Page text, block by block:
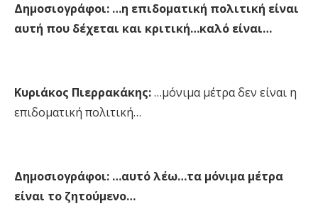
Δημοσιογράφοι: …η επιδοματική πολιτική είναι
αυτή που δέχεται και κριτική…καλό είναι…
Κυριάκος Πιερρακάκης:…μόνιμα μέτρα δεν είναι η
επιδοματική πολιτική…
Δημοσιογράφοι: …αυτό λέω…τα μόνιμα μέτρα
είναι το ζητούμενο…